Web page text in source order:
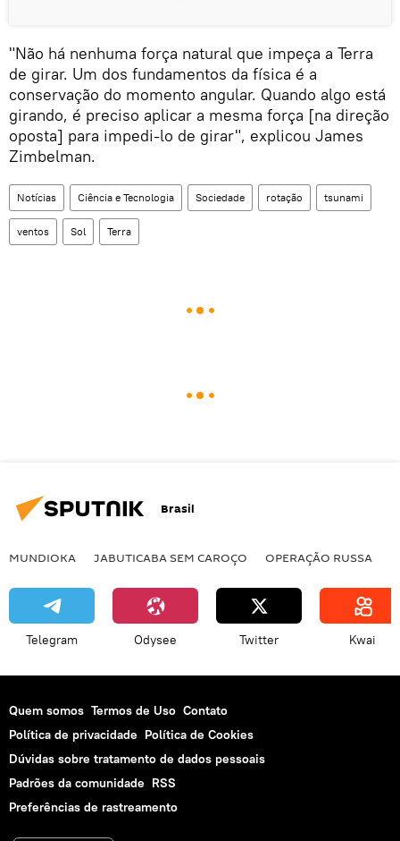
"Não há nenhuma força natural que impeça a Terra
de girar. Um dos fundamentos da física é a
conservação do momento angular. Quando algo está
girando, é preciso aplicar a mesma força [na direção
oposta] para impedi-lo de girar", explicou James
Zimbelman.
Notícias Ciência e Tecnologia Sociedade rotação tsunami
ventos Sol Terra
Brasil
MUNDIOKA JABUTICABA SEM CAROÇO OPERAÇÃO RUSSA
Telegram Odysee Twitter Kwai
Quem somos Termos de Uso Contato
Política de privacidade Política de Cookies
Dúvidas sobre tratamento de dados pessoais
Padrões da comunidade RSS
Preferências de rastreamento